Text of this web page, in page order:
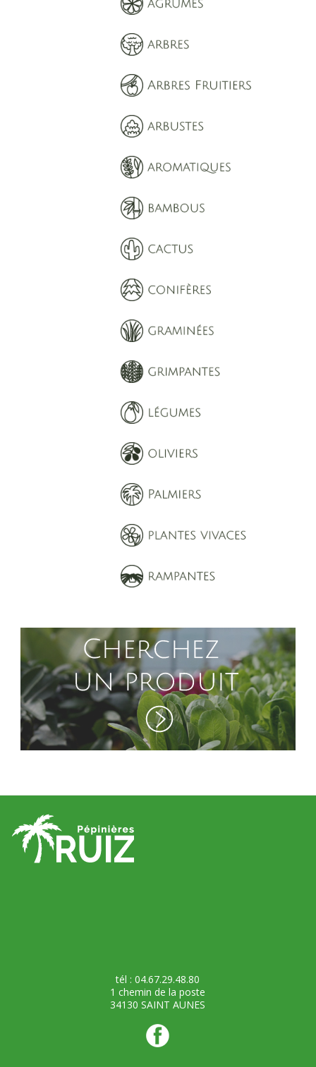
tél : 04.67.29.48.80
1 chemin de la poste
34130 SAINT AUNES